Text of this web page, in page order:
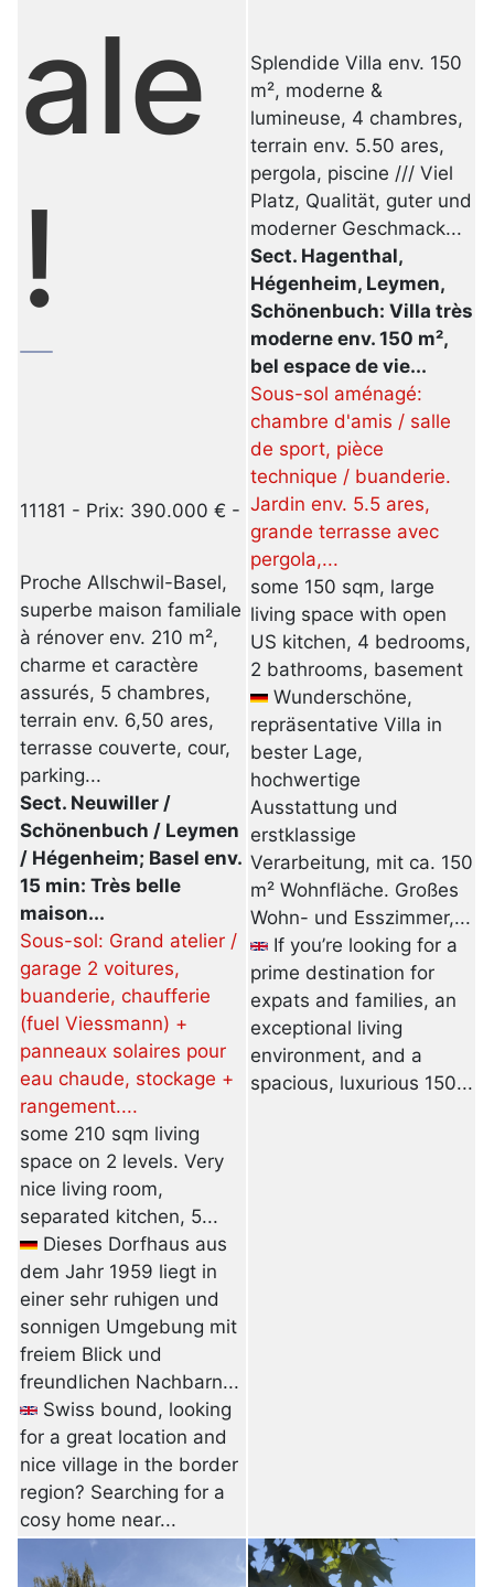
ale
!
11181 - Prix: 390.000 € -
Proche Allschwil-Basel,
superbe maison familiale
à rénover env. 210 m²,
charme et caractère
assurés, 5 chambres,
terrain env. 6,50 ares,
terrasse couverte, cour,
parking...
Sect. Neuwiller /
Schönenbuch / Leymen
/ Hégenheim; Basel env.
15 min: Très belle
maison...
Sous-sol: Grand atelier /
garage 2 voitures,
buanderie, chaufferie
(fuel Viessmann) +
panneaux solaires pour
eau chaude, stockage +
rangement....
some 210 sqm living
space on 2 levels. Very
nice living room,
separated kitchen, 5...
Dieses Dorfhaus aus
dem Jahr 1959 liegt in
einer sehr ruhigen und
sonnigen Umgebung mit
freiem Blick und
freundlichen Nachbarn...
Swiss bound, looking
for a great location and
nice village in the border
region? Searching for a
cosy home near...
Splendide Villa env. 150
m², moderne &
lumineuse, 4 chambres,
terrain env. 5.50 ares,
pergola, piscine /// Viel
Platz, Qualität, guter und
moderner Geschmack...
Sect. Hagenthal,
Hégenheim, Leymen,
Schönenbuch: Villa très
moderne env. 150 m²,
bel espace de vie...
Sous-sol aménagé:
chambre d'amis / salle
de sport, pièce
technique / buanderie.
Jardin env. 5.5 ares,
grande terrasse avec
pergola,...
some 150 sqm, large
living space with open
US kitchen, 4 bedrooms,
2 bathrooms, basement
Wunderschöne,
repräsentative Villa in
bester Lage,
hochwertige
Ausstattung und
erstklassige
Verarbeitung, mit ca. 150
m² Wohnfläche. Großes
Wohn- und Esszimmer,...
If you’re looking for a
prime destination for
expats and families, an
exceptional living
environment, and a
spacious, luxurious 150...